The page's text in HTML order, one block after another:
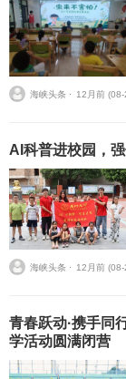
海峡头条 ⋅ 12月前 (08-
AI科普进校园，
海峡头条 ⋅ 12月前 (08-
青春跃动·携手同
学活动圆满闭营